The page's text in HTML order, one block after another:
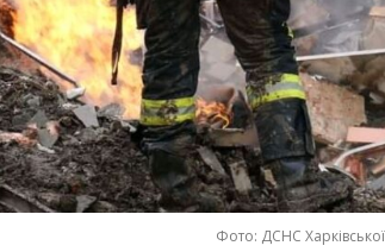
Фото: ДСНС Харківської